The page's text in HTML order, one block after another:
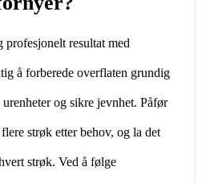
profesjonelt resultat med
å forberede overflaten grundig
og sikre jevnhet. Påfør
strøk etter behov, og la det
strøk. Ved å følge